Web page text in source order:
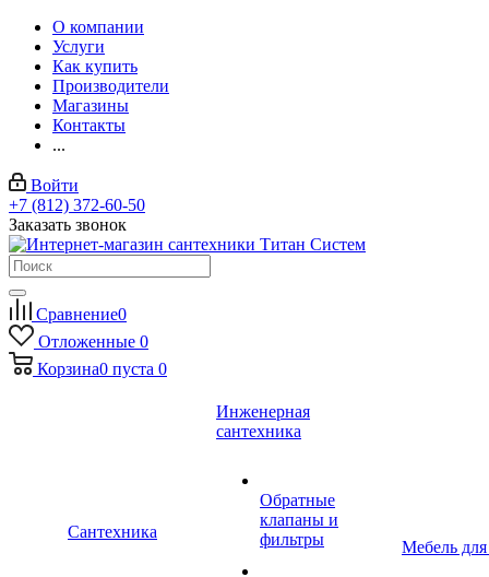
О компании
Услуги
Как купить
Производители
Магазины
Контакты
...
Войти
+7 (812) 372-60-50
Заказать звонок
Сравнение0
Отложенные 0
Корзина0 пуста 0
Сантехника
Инженерная
сантехника
Обратные
клапаны и
фильтры
Мебель